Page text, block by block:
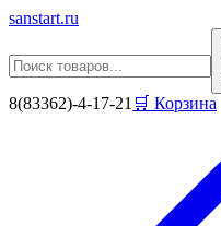
sanstart.ru
8(83362)-4-17-21 🛒 Корзина